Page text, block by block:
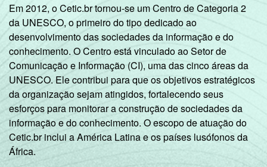
DE 59
Condição
de
atividade
PEA 71
Não PEA 62
Fonte: CGI.br/NIC.br, Centro Regional de
Estudos para o Desenvolvimento da
Sociedade da Informação (Cetic.br),
Pesquisa sobre o Uso das Tecnologias de
Informação e Comunicação nos domicílios
Em 2012, o Cetic.br tornou-se um Centro de Categoria 2
da UNESCO, o primeiro do tipo dedicado ao
desenvolvimento das sociedades da informação e do
conhecimento. O Centro está vinculado ao Setor de
Comunicação e Informação (CI), uma das cinco áreas da
UNESCO. Ele contribui para que os objetivos estratégicos
da organização sejam atingidos, fortalecendo seus
esforços para monitorar a construção de sociedades da
informação e do conhecimento. O escopo de atuação do
Cetic.br inclui a América Latina e os países lusófonos da
África.